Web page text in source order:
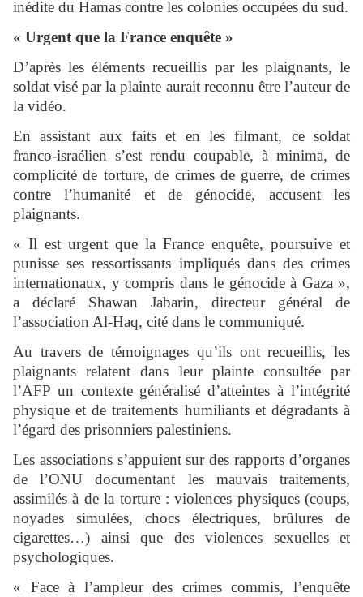
inédite du Hamas contre les colonies occupées du sud.
« Urgent que la France enquête »
D’après les éléments recueillis par les plaignants, le
soldat visé par la plainte aurait reconnu être l’auteur de
la vidéo.
En assistant aux faits et en les filmant, ce soldat
franco-israélien s’est rendu coupable, à minima, de
complicité de torture, de crimes de guerre, de crimes
contre l’humanité et de génocide, accusent les
plaignants.
« Il est urgent que la France enquête, poursuive et
punisse ses ressortissants impliqués dans des crimes
internationaux, y compris dans le génocide à Gaza »,
a déclaré Shawan Jabarin, directeur général de
l’association Al-Haq, cité dans le communiqué.
Au travers de témoignages qu’ils ont recueillis, les
plaignants relatent dans leur plainte consultée par
l’AFP un contexte généralisé d’atteintes à l’intégrité
physique et de traitements humiliants et dégradants à
l’égard des prisonniers palestiniens.
Les associations s’appuient sur des rapports d’organes
de l’ONU documentant les mauvais traitements,
assimilés à de la torture : violences physiques (coups,
noyades simulées, chocs électriques, brûlures de
cigarettes…) ainsi que des violences sexuelles et
psychologiques.
« Face à l’ampleur des crimes commis, l’enquête